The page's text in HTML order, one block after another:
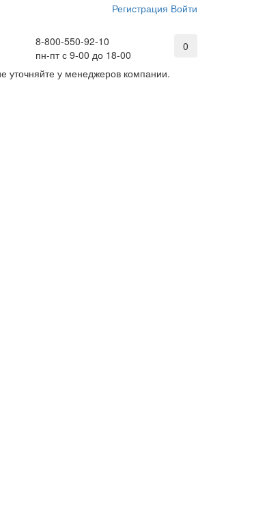
Регистрация Войти
8-800-550-92-10
пн-пт с 9-00 до 18-00
0
уточняйте у менеджеров компании.